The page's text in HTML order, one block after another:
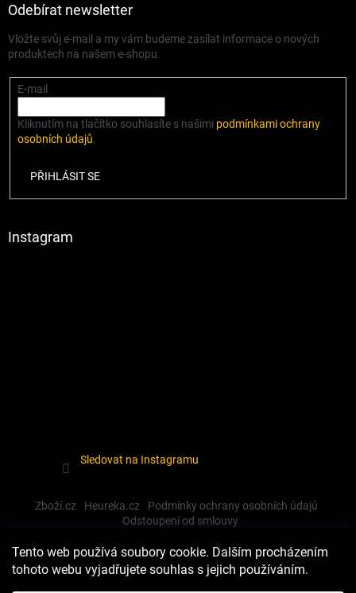
Tento web používá soubory cookie. Dalším procházením
tohoto webu vyjadřujete souhlas s jejich používáním.
Odebírat newsletter
Vložte svůj e-mail a my vám budeme zasílat informace o nových
produktech na našem e-shopu.
E-mail
Kliknutím na tlačítko souhlasíte s našimi podmínkami ochrany
osobních údajů.
PŘIHLÁSIT SE
Instagram
Sledovat na Instagramu
Zboží.cz Heureka.cz
Podmínky ochrany osobních údajů
Odstoupení od smlouvy